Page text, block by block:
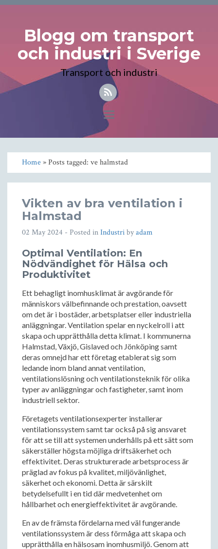
Blogg om transport
och industri i Sverige
Transport och industri
Toggle
navigation
Home» Posts tagged: ve halmstad
Vikten av bra ventilation i
Halmstad
02 May 2024 - Posted inIndustribyadam
Optimal Ventilation: En
Nödvändighet för Hälsa och
Produktivitet
Ett behagligt inomhusklimat är avgörande för
människors välbefinnande och prestation, oavsett
om det är i bostäder, arbetsplatser eller industriella
anläggningar. Ventilation spelar en nyckelroll i att
skapa och upprätthålla detta klimat. I kommunerna
Halmstad, Växjö, Gislaved och Jönköping samt
deras omnejd har ett företag etablerat sig som
ledande inom bland annat ventilation,
ventilationslösning och ventilationsteknik för olika
typer av anläggningar och fastigheter, samt inom
industriell sektor.
Företagets ventilationsexperter installerar
ventilationssystem samt tar också på sig ansvaret
för att se till att systemen underhålls på ett sätt som
säkerställer högsta möjliga driftsäkerhet och
effektivitet. Deras strukturerade arbetsprocess är
präglad av fokus på kvalitet, miljövänlighet,
säkerhet och ekonomi. Detta är särskilt
betydelsefullt i en tid där medvetenhet om
hållbarhet och energieffektivitet är avgörande.
En av de främsta fördelarna med väl fungerande
ventilationssystem är dess förmåga att skapa och
upprätthålla en hälsosam inomhusmiljö. Genom att